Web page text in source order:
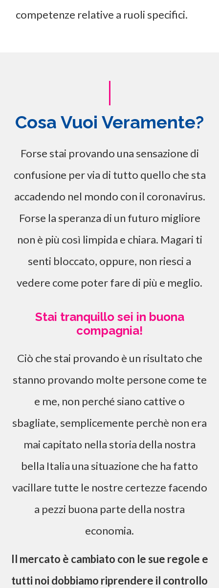
competenze relative a ruoli specifici.
Cosa Vuoi Veramente?
Forse stai provando una sensazione di
confusione per via di tutto quello che sta
accadendo nel mondo con il coronavirus.
Forse la speranza di un futuro migliore
non è più così limpida e chiara. Magari ti
senti bloccato, oppure, non riesci a
vedere come poter fare di più e meglio.
Stai tranquillo sei in buona
compagnia!
Ciò che stai provando è un risultato che
stanno provando molte persone come te
e me, non perché siano cattive o
sbagliate, semplicemente perchè non era
mai capitato nella storia della nostra
bella Italia una situazione che ha fatto
vacillare tutte le nostre certezze facendo
a pezzi buona parte della nostra
economia.
Il mercato è cambiato con le sue regole e
tutti noi dobbiamo riprendere il controllo